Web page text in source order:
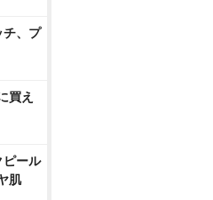
チ、プ
買え
ピール
肌